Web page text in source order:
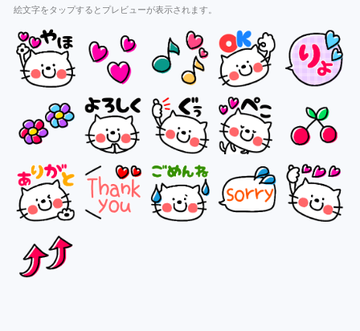
絵文字をタップするとプレビューが表示されます。